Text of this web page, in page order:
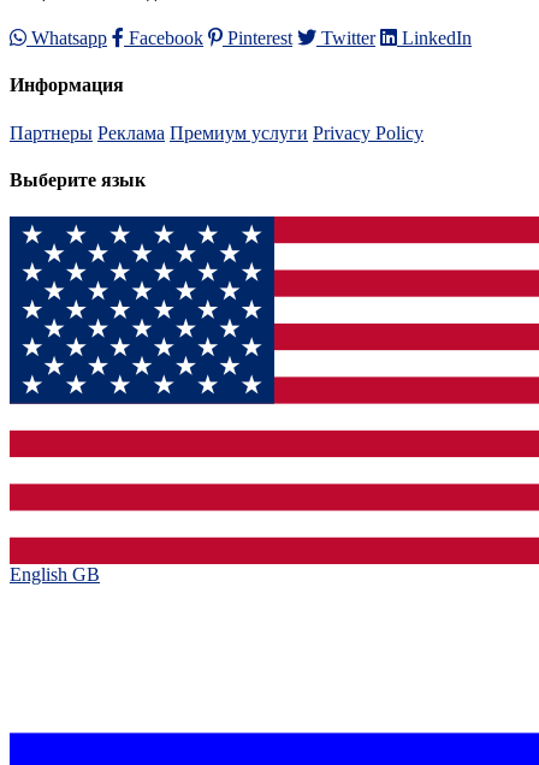
Whatsapp Facebook Pinterest Twitter LinkedIn
Информация
Партнеры Реклама Премиум услуги Privacy Policy
Выберите язык
English GB‎